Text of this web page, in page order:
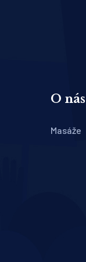
O nás
Masáže